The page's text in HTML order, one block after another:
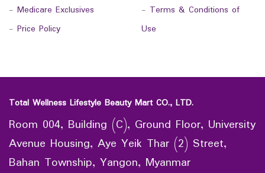
- Medicare Exclusives
- Price Policy
- Terms & Conditions of
Use
Total Wellness Lifestyle Beauty Mart CO., LTD.
Room 004, Building (C), Ground Floor, University
Avenue Housing, Aye Yeik Thar (2) Street,
Bahan Township, Yangon, Myanmar